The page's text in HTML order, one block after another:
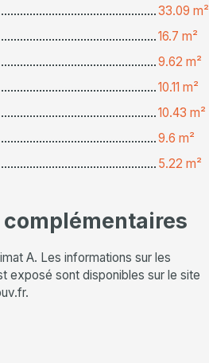
33.09 m²
16.7 m²
9.62 m²
10.11 m²
10.43 m²
9.6 m²
5.22 m²
complémentaires
A. Les informations sur les
exposé sont disponibles sur le site